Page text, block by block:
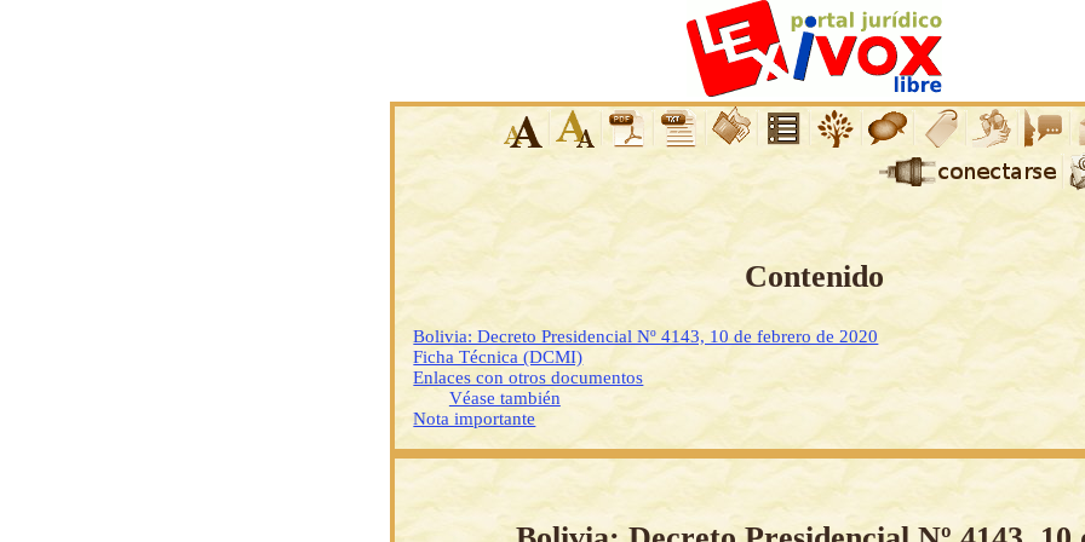
Contenido
Bolivia: Decreto Presidencial Nº 4143, 10 de febrero de 2020
Ficha Técnica (DCMI)
Enlaces con otros documentos
Véase también
Nota importante